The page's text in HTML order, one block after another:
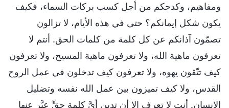
ومفاهيم، وكدحكم من أجل كسب بركات السماء، فكيف
يكون شكل إيمانكم؟ حتى في هذه الأيام، لا تزالون
تصمّون آذانكم عن كل كلمة من كلمات الحق. أنتم لا
تعرفون ماهية الله، ولا تعرفون ماهية المسيح، ولا تعرفون
كيف تتّقون يهوه، ولا تعرفون كيف تدخلون في عمل الروح
القدس، ولا كيف تميزون بين عمل الله نفسه وتضليل
الإنسان. أنت لا تعرف إلا أن تدين أيَّ كلمةِ حقٍّ عبَّر عنها